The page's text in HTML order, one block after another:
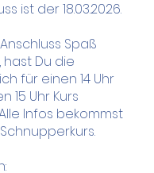
ist der18.03.2026.
Spaß
Du die
für einen 14 Uhr
15 Uhr Kurs
Infos bekommst